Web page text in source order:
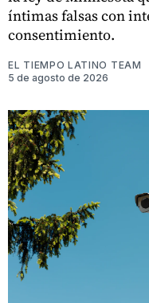
íntimas falsas con
consentimiento.
EL TIEMPO LATINO TEAM
5 de agosto de 2026